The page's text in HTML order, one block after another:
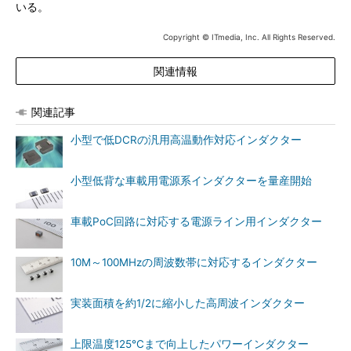
いる。
Copyright © ITmedia, Inc. All Rights Reserved.
関連情報
関連記事
小型で低DCRの汎用高温動作対応インダクター
小型低背な車載用電源系インダクターを量産開始
車載PoC回路に対応する電源ライン用インダクター
10M～100MHzの周波数帯に対応するインダクター
実装面積を約1/2に縮小した高周波インダクター
上限温度125℃まで向上したパワーインダクター